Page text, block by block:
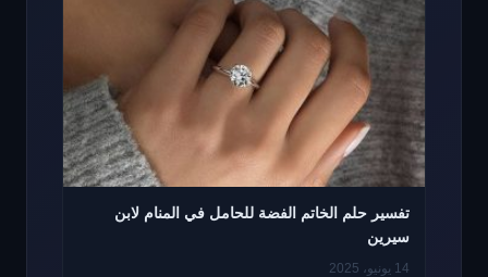
تفسير حلم الخاتم الفضة للحامل في المنام لابن
سيرين
14 يونيو، 2025